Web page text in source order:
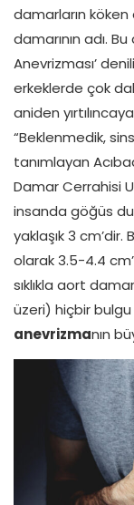
damarların köken
damarının adı.
Anevrizması’
erkeklerde çok
aniden
“Beklenmedik,
tanımlayan
Damar Cerrahisi
insanda göğüs
yaklaşık 3 cm’dir.
olarak 3.5-4.4
sıklıkla aort
üzeri) hiçbir
anevrizmanın